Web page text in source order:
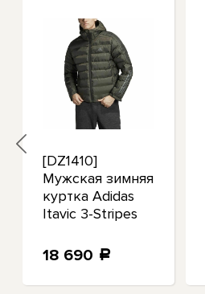
[DZ1410]
Мужская зимняя
куртка Adidas
Itavic 3-Stripes
18 690 a